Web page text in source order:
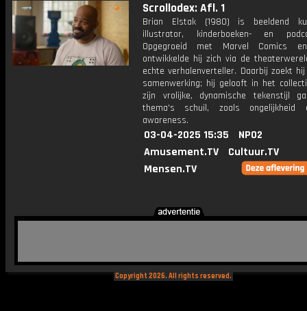
Scrollodex: Afl. 1
Brian Elstak (1980) is beeldend
illustrator, kinderboeken- en
Opgegroeid met Marvel Comics
ontwikkelde hij zich via de
echte verhalenverteller. Daarbij zoekt
samenwerking; hij gelooft in het
zijn vrolijke, dynamische tekenstijl
thema's schuil, zoals ongelijkheid
awareness.
03-04-2025 15:35
NPO2
Amusement.TV
Cultuur.TV
Mensen.TV
Copyright 2026. All rights reserved.